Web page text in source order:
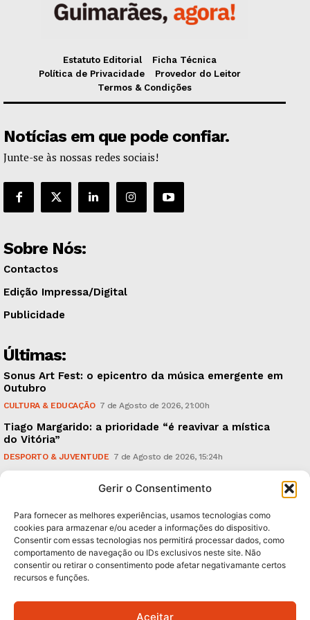
Gerir o Consentimento
Para fornecer as melhores experiências, usamos tecnologias como
cookies para armazenar e/ou aceder a informações do dispositivo.
Consentir com essas tecnologias nos permitirá processar dados, como
comportamento de navegação ou IDs exclusivos neste site. Não
consentir ou retirar o consentimento pode afetar negativamante certos
recursos e funções.
Aceitar
Estatuto Editorial
Ficha Técnica
Política de Privacidade
Provedor do Leitor
Termos & Condições
Notícias em que pode confiar.
Junte-se às nossas redes sociais!
Sobre Nós:
Contactos
Edição Impressa/Digital
Publicidade
Últimas:
Sonus Art Fest: o epicentro da música emergente em
Outubro
CULTURA & EDUCAÇÃO 7 de Agosto de 2026, 21:00h
Tiago Margarido: a prioridade “é reavivar a mística
do Vitória”
DESPORTO & JUVENTUDE 7 de Agosto de 2026, 15:24h
caudais e antecipa situações de risco
Subscreva Newsletter: